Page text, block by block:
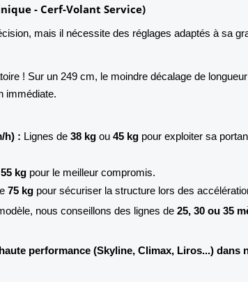
- Cerf-Volant Service)
mais il nécessite des réglages adaptés à sa
! Sur un 249 cm, le moindre décalage de
immédiate.
h) : Lignes de 38 kgou 45 kgpour exploiter sa
55 kgpour le meilleur compromis.
75 kgpour sécuriser la structure lors des
nous conseillons des lignes de25, 30 ou 35
performance (Skyline, Climax, Liros...) dans